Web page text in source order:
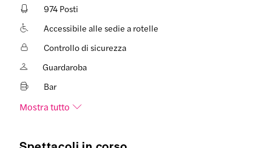
974 Posti
Accessibile alle sedie a rotelle
Controllo di sicurezza
Guardaroba
Bar
Mostra tutto